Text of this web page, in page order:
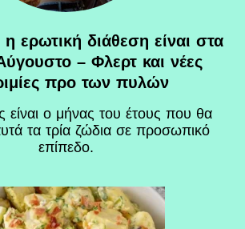
ερωτική διάθεση είναι στα
– Φλερτ και νέες
προ των πυλών
ο μήνας του έτους που θα
τα τρία ζώδια σε προσωπικό
επίπεδο.